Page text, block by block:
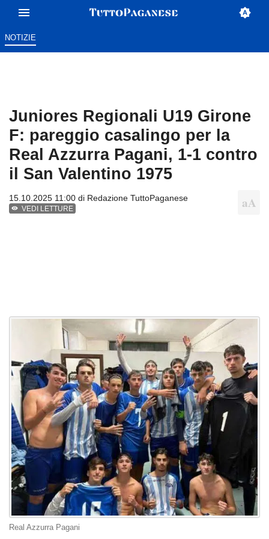
NOTIZIE
Juniores Regionali U19 Girone
F: pareggio casalingo per la
Real Azzurra Pagani, 1-1 contro
il San Valentino 1975
15.10.2025 11:00 di Redazione TuttoPaganese
VEDI LETTURE
Real Azzurra Pagani